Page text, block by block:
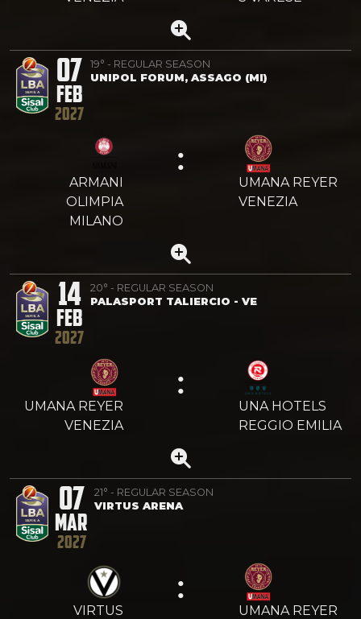
07
FEB
2027
19° - REGULAR SEASON
UNIPOL FORUM, ASSAGO (MI)
ARMANI
OLIMPIA
MILANO
:
UMANA REYER
VENEZIA
14
FEB
2027
20° - REGULAR SEASON
PALASPORT TALIERCIO - VE
UMANA REYER
VENEZIA
:
UNA HOTELS
REGGIO EMILIA
07
MAR
2027
21° - REGULAR SEASON
VIRTUS ARENA
VIRTUS
:
UMANA REYER